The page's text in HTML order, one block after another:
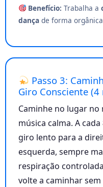
Benefício: Trabalha a
dança de forma
Passo 3:
Giro Consciente
Caminhe no lugar
música calma. A
giro lento para a
esquerda, sempre
respiração
volte a caminhar sem